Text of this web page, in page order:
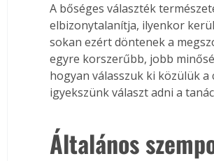
A bőséges választék
elbizonytalanítja, ilyenkor
sokan ezért döntenek a
egyre korszerűbb, jobb
hogyan válasszuk ki közülük
igyekszünk választ adni a
Általános